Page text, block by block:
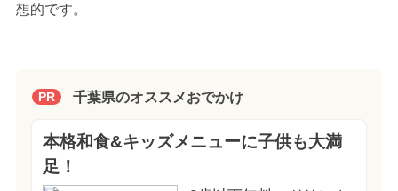
想的です。
PR 千葉県のオススメおでかけ
本格和食&キッズメニューに子供も大満
足！